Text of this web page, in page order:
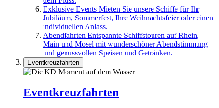
Exklusive Events Mieten Sie unsere Schiffe für Ihr
Jubiläum, Sommerfest, Ihre Weihnachtsfeier oder einen
individuellen Anlass.
Abendfahrten Entspannte Schiffstouren auf Rhein,
Main und Mosel mit wunderschöner Abendstimmung
und genussvollen Speisen und Getränken.
Eventkreuzfahrten
Eventkreuzfahrten